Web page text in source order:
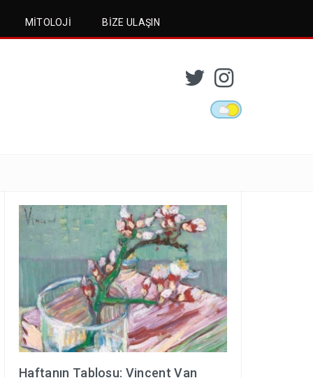
MITOLOJI BIZE ULAŞIN
Haftanın Tablosu: Vincent Van